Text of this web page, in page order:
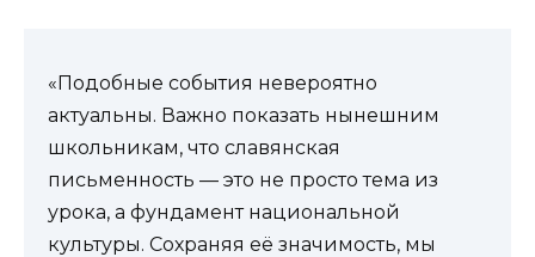
«Подобные события невероятно
актуальны. Важно показать нынешним
школьникам, что славянская
письменность — это не просто тема из
урока, а фундамент национальной
культуры. Сохраняя её значимость, мы